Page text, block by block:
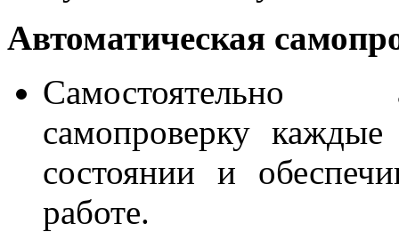
Автоматическая
Самостоятельно
самопроверку
состоянии и
работе.